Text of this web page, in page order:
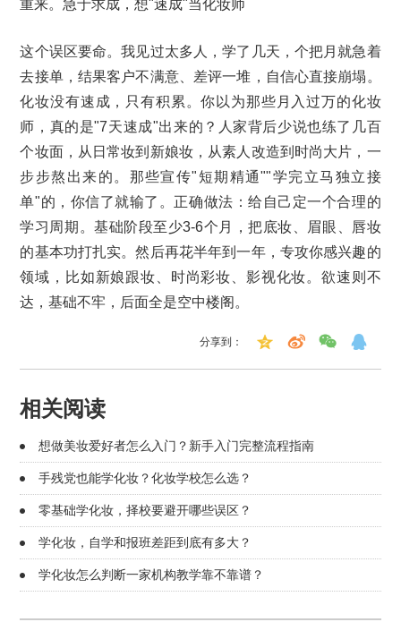
重来。急于求成，想"速成"当化妆师
这个误区要命。我见过太多人，学了几天，个把月就急着
去接单，结果客户不满意、差评一堆，自信心直接崩塌。
化妆没有速成，只有积累。你以为那些月入过万的化妆
师，真的是"7天速成"出来的？人家背后少说也练了几百
个妆面，从日常妆到新娘妆，从素人改造到时尚大片，一
步步熬出来的。那些宣传"短期精通""学完立马独立接
单"的，你信了就输了。正确做法：给自己定一个合理的
学习周期。基础阶段至少3-6个月，把底妆、眉眼、唇妆
的基本功打扎实。然后再花半年到一年，专攻你感兴趣的
领域，比如新娘跟妆、时尚彩妆、影视化妆。欲速则不
达，基础不牢，后面全是空中楼阁。
分享到：
相关阅读
想做美妆爱好者怎么入门？新手入门完整流程指南
手残党也能学化妆？化妆学校怎么选？
零基础学化妆，择校要避开哪些误区？
学化妆，自学和报班差距到底有多大？
学化妆怎么判断一家机构教学靠不靠谱？